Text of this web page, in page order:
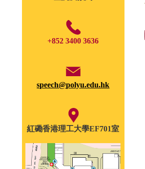
+852 3400 3636
speech@polyu.edu.hk
紅磡香港理工大學EF701室